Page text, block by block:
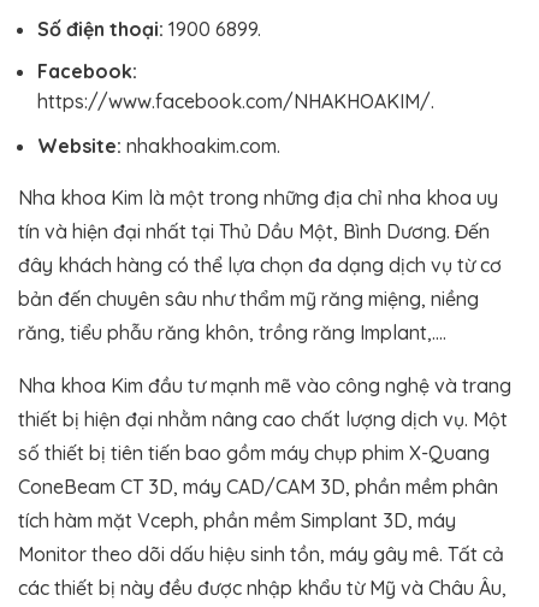
Số điện thoại: 1900 6899.
Facebook:
https://www.facebook.com/NHAKHOAKIM/.
Website: nhakhoakim.com.
Nha khoa Kim là một trong những địa chỉ nha khoa uy
tín và hiện đại nhất tại Thủ Dầu Một, Bình Dương. Đến
đây khách hàng có thể lựa chọn đa dạng dịch vụ từ cơ
bản đến chuyên sâu như thẩm mỹ răng miệng, niềng
răng, tiểu phẫu răng khôn, trồng răng Implant,….
Nha khoa Kim đầu tư mạnh mẽ vào công nghệ và trang
thiết bị hiện đại nhằm nâng cao chất lượng dịch vụ. Một
số thiết bị tiên tiến bao gồm máy chụp phim X-Quang
ConeBeam CT 3D, máy CAD/CAM 3D, phần mềm phân
tích hàm mặt Vceph, phần mềm Simplant 3D, máy
Monitor theo dõi dấu hiệu sinh tồn, máy gây mê. Tất cả
các thiết bị này đều được nhập khẩu từ Mỹ và Châu Âu,